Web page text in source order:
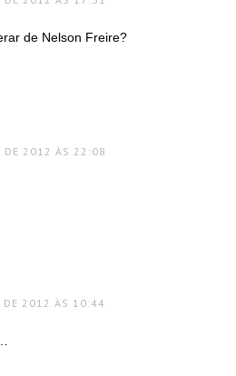
de Nelson Freire?
DE 2012 ÀS 22:08
DE 2012 ÀS 10:44